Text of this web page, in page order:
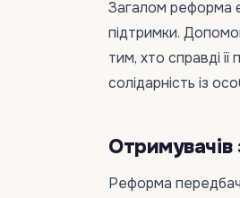
Загалом реформа
підтримки.
тим, хто справді
солідарність із
Реформа